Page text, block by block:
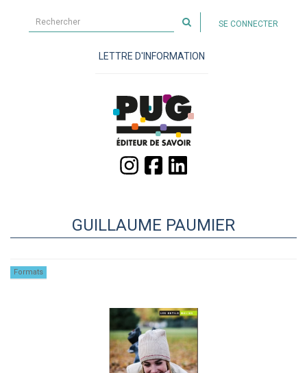
sur
site
SE CONNECTER
LETTRE D'INFORMATION
GUILLAUME PAUMIER
Formats